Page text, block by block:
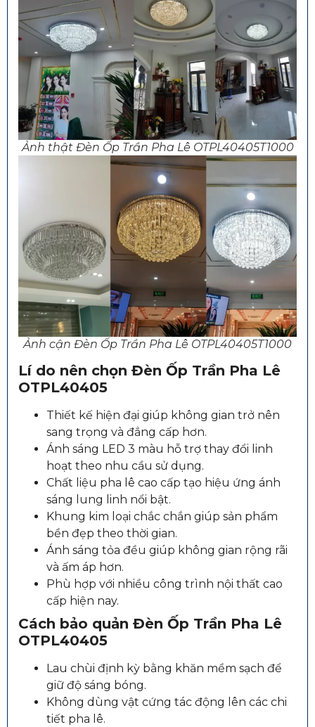
Ảnh thật Đèn Ốp Trần Pha Lê OTPL40405T1000
Ảnh cận Đèn Ốp Trần Pha Lê OTPL40405T1000
Lí do nên chọn Đèn Ốp Trần Pha Lê
OTPL40405
Thiết kế hiện đại giúp không gian trở nên
sang trọng và đẳng cấp hơn.
Ánh sáng LED 3 màu hỗ trợ thay đổi linh
hoạt theo nhu cầu sử dụng.
Chất liệu pha lê cao cấp tạo hiệu ứng ánh
sáng lung linh nổi bật.
Khung kim loại chắc chắn giúp sản phẩm
bền đẹp theo thời gian.
Ánh sáng tỏa đều giúp không gian rộng rãi
và ấm áp hơn.
Phù hợp với nhiều công trình nội thất cao
cấp hiện nay.
Cách bảo quản Đèn Ốp Trần Pha Lê
OTPL40405
Lau chùi định kỳ bằng khăn mềm sạch để
giữ độ sáng bóng.
Không dùng vật cứng tác động lên các chi
tiết pha lê.